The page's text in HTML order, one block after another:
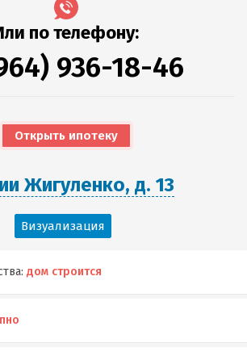
по телефону:
936-18-46
Открыть ипотеку
Жигуленко, д. 13
Визуализация
дом строится